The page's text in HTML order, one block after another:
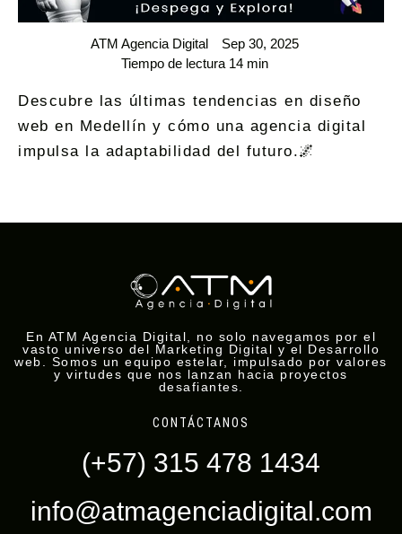
ATM Agencia Digital
Sep 30, 2025
Tiempo de lectura 14 min
Descubre las últimas tendencias en diseño
web en Medellín y cómo una agencia digital
impulsa la adaptabilidad del futuro.🌌
CONTÁCTANOS
(+57) 315 478 1434
info@atmagenciadigital.com
En ATM Agencia Digital, no solo navegamos por el
vasto universo del Marketing Digital y el Desarrollo
web. Somos un equipo estelar, impulsado por valores
y virtudes que nos lanzan hacia proyectos
desafiantes.